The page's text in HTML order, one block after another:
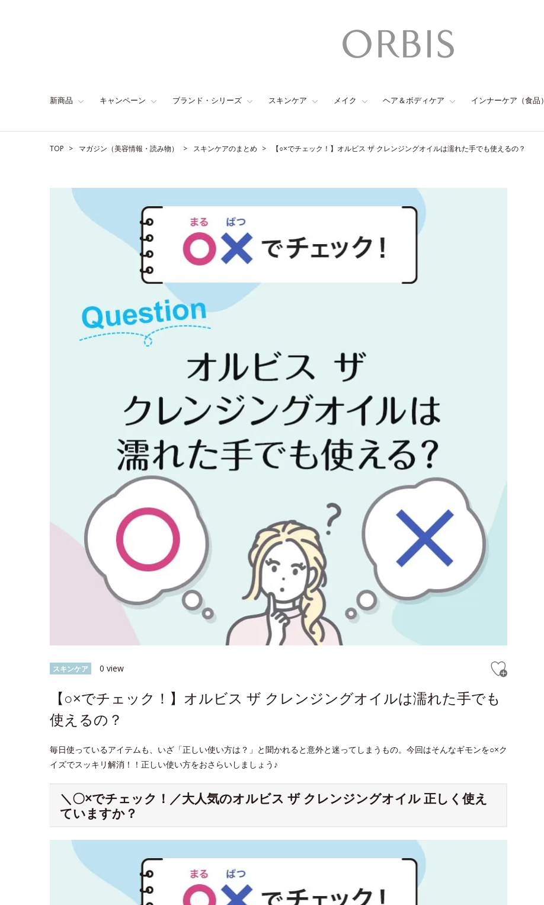
新商品 キャンペーン ブランド・シリーズ スキンケア メイク ヘア＆ボディケア インナーケア（食品）
TOP マガジン（美容情報・読み物） スキンケアのまとめ 【○×でチェック！】オルビス ザ クレンジングオイルは濡れた手でも使えるの？
スキンケア 0 view
【○×でチェック！】オルビス ザ クレンジングオイルは濡れた手でも
使えるの？
毎日使っているアイテムも、いざ「正しい使い方は？」と聞かれると意外と迷ってしまうもの。今回はそんなギモンを○×ク
イズでスッキリ解消！！正しい使い方をおさらいしましょう♪
＼〇×でチェック！／大人気のオルビス ザ クレンジングオイル 正しく使え
ていますか？